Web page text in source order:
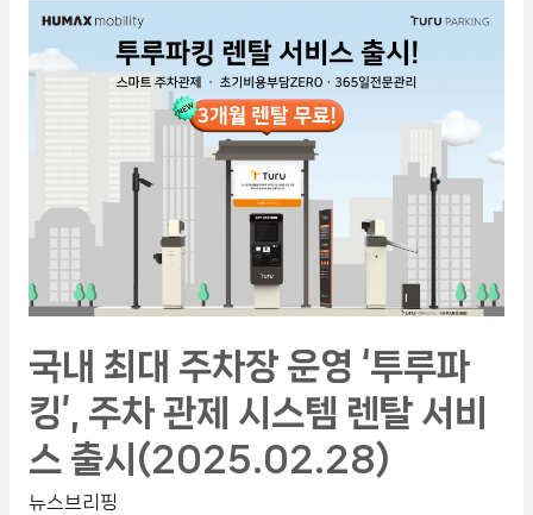
국내 최대 주차장 운영 ‘투루파
킹’, 주차 관제 시스템 렌탈 서비
스 출시(2025.02.28)
뉴스브리핑